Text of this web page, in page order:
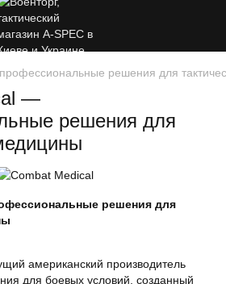
решения для
—
решения для
решения для
американский производитель
для боевых условий, созданный